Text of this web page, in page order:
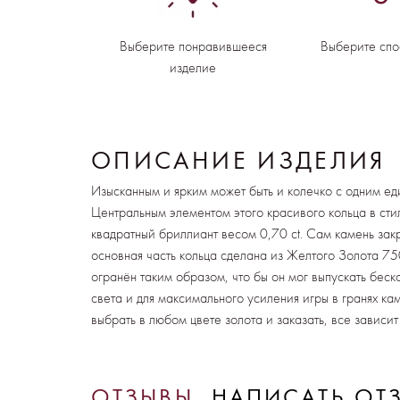
Выберите понравившееся
изделие
Выберите
ОПИСАНИЕ ИЗДЕЛИЯ
Изысканным и ярким может быть и колечко с одним
Центральным элементом этого красивого кольца в
квадратный бриллиант весом 0,70 ct. Сам камень
основная часть кольца сделана из Желтого Золота
огранён таким образом, что бы он мог выпускать
света и для максимального усиления игры в гранях
выбрать в любом цвете золота и заказать, все